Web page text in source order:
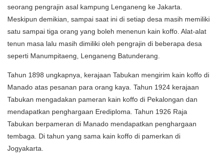
seorang pengrajin asal kampung Lenganeng ke Jakarta.
Meskipun demikian, sampai saat ini di setiap desa masih memiliki
satu sampai tiga orang yang boleh menenun kain koffo. Alat-alat
tenun masa lalu masih dimiliki oleh pengrajin di beberapa desa
seperti Manumpitaeng, Lenganeng Batunderang.
Tahun 1898 ungkapnya, kerajaan Tabukan mengirim kain koffo di
Manado atas pesanan para orang kaya. Tahun 1924 kerajaan
Tabukan mengadakan pameran kain koffo di Pekalongan dan
mendapatkan penghargaan Erediploma. Tahun 1926 Raja
Tabukan berpameran di Manado mendapatkan penghargaan
tembaga. Di tahun yang sama kain koffo di pamerkan di
Jogyakarta.